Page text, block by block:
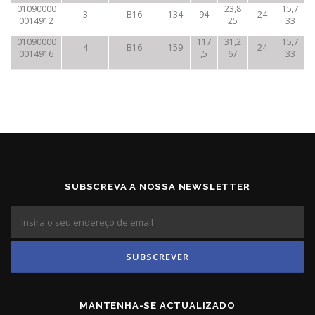
01090000
0014912
3 B16 134 94
23,8
25
24
15,7
33
01090000
0014916
4 B16 159
117
,5
31,2
67
24
15,7
33
SUBSCREVA A NOSSA NEWSLETTER
MANTENHA-SE ACTUALIZADO